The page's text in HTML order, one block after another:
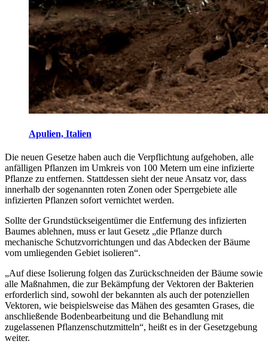
Apulien, Italien
Die neuen Gesetze haben auch die Verpflichtung aufgehoben, alle
anfälligen Pflanzen im Umkreis von 100 Metern um eine infizierte
Pflanze zu entfernen. Stattdessen sieht der neue Ansatz vor, dass
innerhalb der sogenannten roten Zonen oder Sperrgebiete alle
infizierten Pflanzen sofort vernichtet werden.
Sollte der Grundstückseigentümer die Entfernung des infizierten
Baumes ablehnen, muss er laut Gesetz „die Pflanze durch
mechanische Schutzvorrichtungen und das Abdecken der Bäume
vom umliegenden Gebiet isolieren“.
„Auf diese Isolierung folgen das Zurückschneiden der Bäume sowie
alle Maßnahmen, die zur Bekämpfung der Vektoren der Bakterien
erforderlich sind, sowohl der bekannten als auch der potenziellen
Vektoren, wie beispielsweise das Mähen des gesamten Grases, die
anschließende Bodenbearbeitung und die Behandlung mit
zugelassenen Pflanzenschutzmitteln“, heißt es in der Gesetzgebung
weiter.